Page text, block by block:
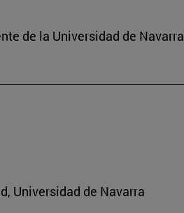
de la Universidad de Navarra
Universidad de Navarra